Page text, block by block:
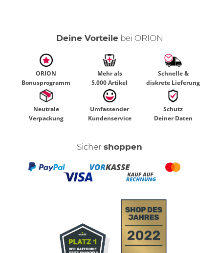
Deine Vorteilebei ORION
ORION
Bonusprogramm
Mehr als
5.000 Artikel
Schnelle &
diskrete Lieferung
Neutrale
Verpackung
Umfassender
Kundenservice
Schutz
Deiner Daten
Sicher shoppen